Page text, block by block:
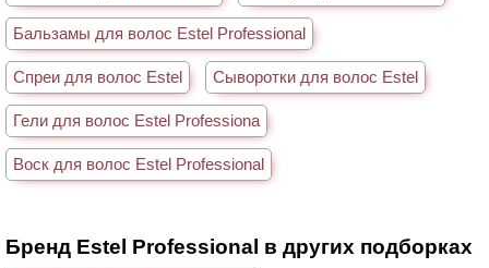
Бальзамы для волос Estel Professional
Спреи для волос Estel Сыворотки для волос Estel
Гели для волос Estel Professiona
Воск для волос Estel Professional
Бренд Estel Professional в других подборках